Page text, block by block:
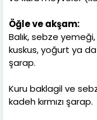
Öğle ve akşam:
Balık, sebze
kuskus, yoğurt ya da
şarap.
Kuru baklagil ve
kadeh kırmızı şarap.